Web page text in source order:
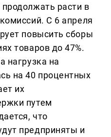
расти в
С 6 апреля
повысить сборы
товаров до 47%.
нагрузка на
на 40 процентных
их
путем
что
предприняты и